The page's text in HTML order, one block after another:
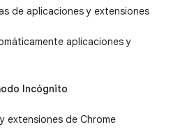
de aplicaciones y extensiones
aplicaciones y
Incógnito
extensiones de Chrome